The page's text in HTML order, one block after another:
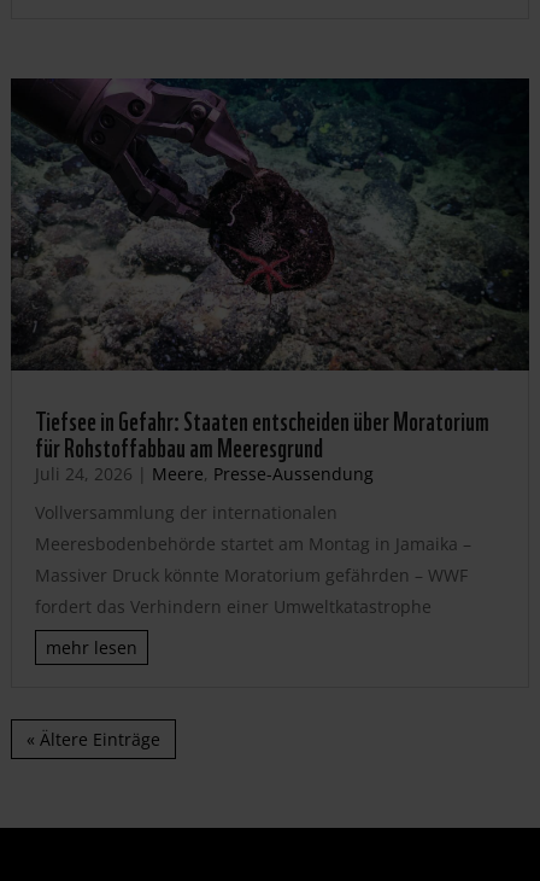
Tiefsee in Gefahr: Staaten entscheiden über Moratorium
für Rohstoffabbau am Meeresgrund
Juli 24, 2026 | Meere, Presse-Aussendung
Vollversammlung der internationalen
Meeresbodenbehörde startet am Montag in Jamaika –
Massiver Druck könnte Moratorium gefährden – WWF
fordert das Verhindern einer Umweltkatastrophe
mehr lesen
« Ältere Einträge